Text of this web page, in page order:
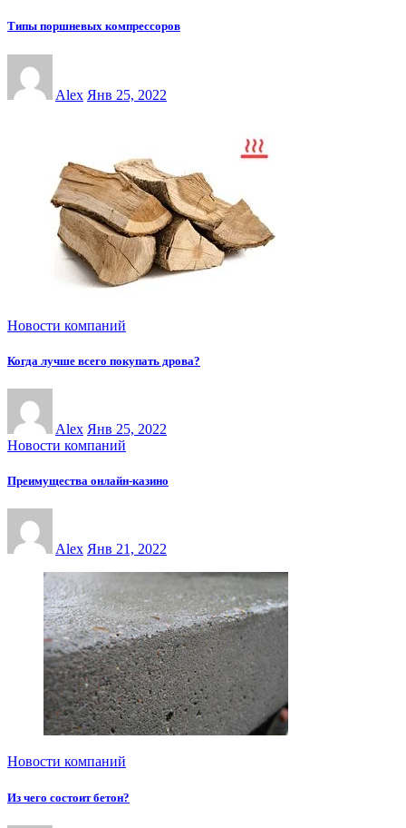
Типы поршневых компрессоров
Alex Янв 25, 2022
Новости компаний
Когда лучше всего покупать дрова?
Alex Янв 25, 2022
Новости компаний
Преимущества онлайн-казинo
Alex Янв 21, 2022
Новости компаний
Из чего состоит бетон?